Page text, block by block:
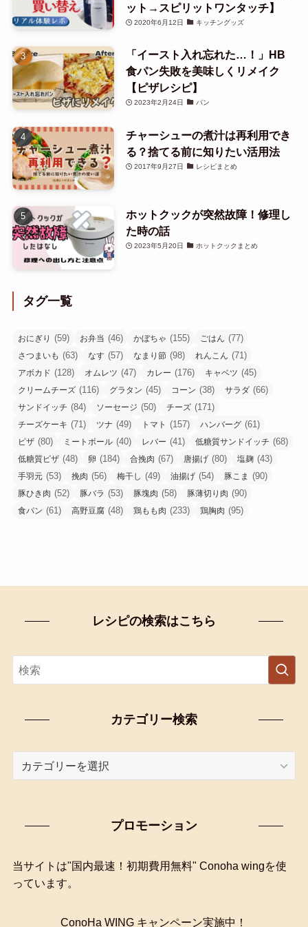
ット→スピリットワンタッチ】
2020年6月12日 キッチングッズ
「イースト入れ忘れた…！」HB
食パン失敗を美味しくリメイク
【ピザレシピ】
2023年2月24日 パン
チャーシューの煮汁は再利用でき
る？捨てる前に知りたい活用法
2017年9月27日 レシピまとめ
ホットクックが突然故障！修理し
た時の話
2023年5月20日 ホットクックまとめ
タグ一覧
おにぎり (59) お弁当 (46) かぼちゃ (155) ごはん (77)
さつまいも (63) なす (57) なまり節 (98) れんこん (71)
アボカド (128) オムレツ (47) カレー (176) キャベツ (45)
クリームチーズ (116) グラタン (45) コーン (38) サラダ (66)
サンドイッチ (84) ソーセージ (50) チーズ (171)
チーズケーキ (71) ツナ (49) トマト (157) ハンバーグ (61)
ピザ (80) ミートボール (40) レバー (41) 低糖質サンドイッチ (68)
低糖質ピザ (48) 卵 (184) 合挽肉 (67) 唐揚げ (80) 塩麹 (43)
手羽元 (53) 挽肉 (56) 梅干し (49) 油揚げ (54) 豚こま (90)
豚ひき肉 (52) 豚バラ (53) 豚塊肉 (58) 豚薄切り肉 (90)
食パン (61) 高野豆腐 (48) 鶏もも肉 (233) 鶏胸肉 (95)
レシピの検索はこちら
カテゴリー検索
索
プロモーション
当サイトは"国内最速！初期費用無料" Conoha wingを使
っています。
ConoHa WING キャンペーン実施中！